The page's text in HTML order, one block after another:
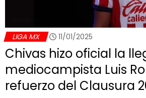
LIGA MX 11/01/2025
Chivas hizo oficial la
mediocampista Luis
refuerzo del Clausura